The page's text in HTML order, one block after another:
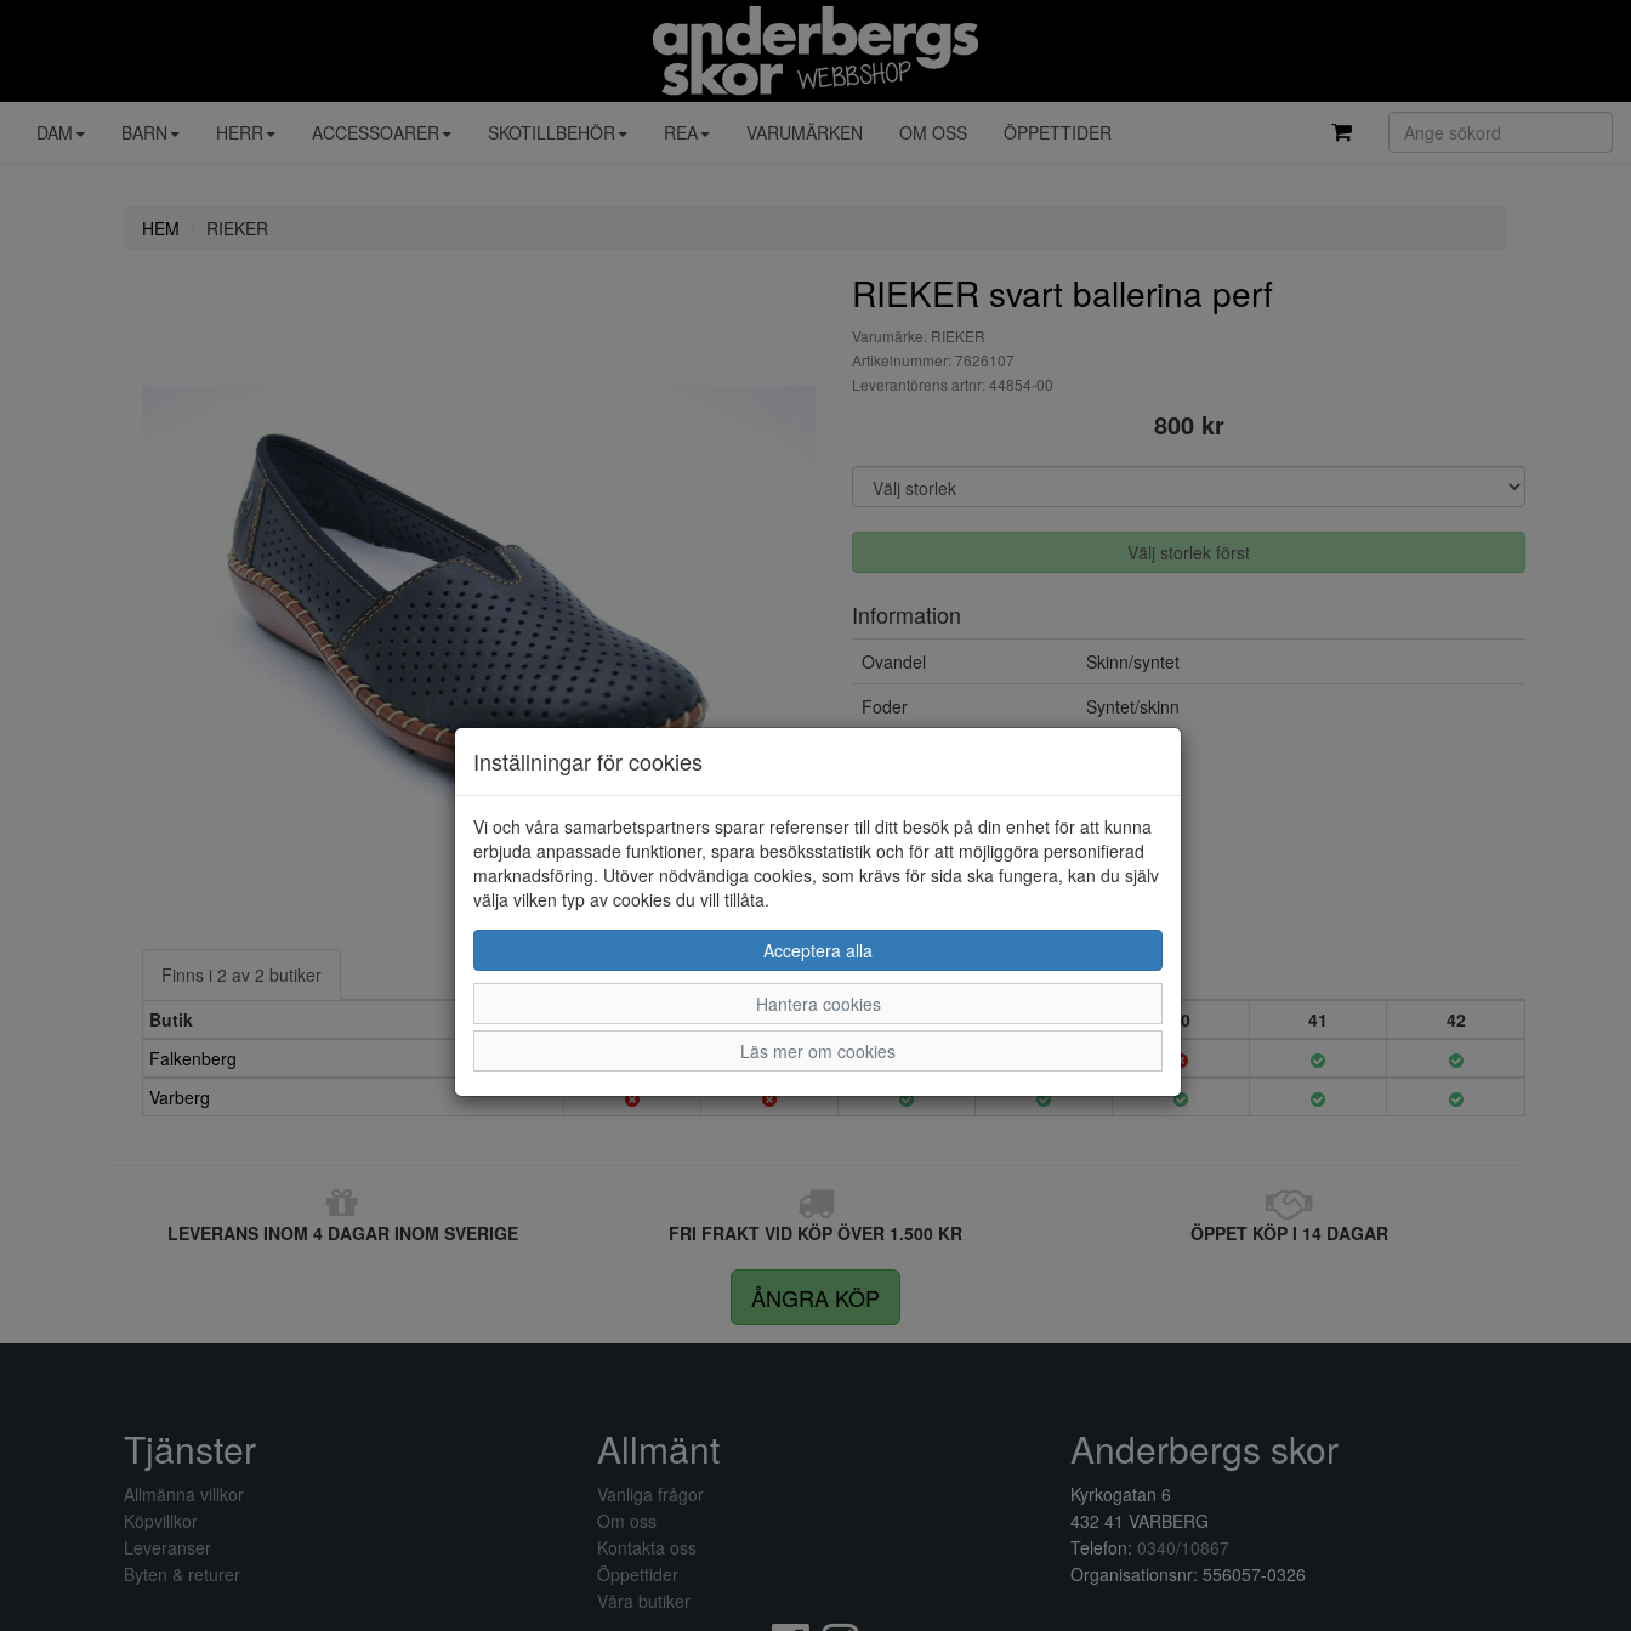
DAM BARN HERR ACCESSOARER SKOTILLBEHÖR REA VARUMÄRKEN OM OSS ÖPPETTIDER
HEM RIEKER
RIEKER svart ballerina perf
Varumärke: RIEKER
Artikelnummer: 7626107
Leverantörens artnr: 44854-00
800 kr
Välj storlek först
Information
Ovandel
Skinn/syntet
Foder
Syntet/skinn
Finns i 2 av 2 butiker
Butik
36 37 38 39 40 41
42
Falkenberg
Varberg
LEVERANS INOM 4 DAGAR INOM SVERIGE FRI FRAKT VID KÖP ÖVER 1.500 KR ÖPPET KÖP I 14 DAGAR
ÅNGRA KÖP
Inställningar för cookies
Vi och våra samarbetspartners sparar referenser till ditt besök på din enhet för att kunna
erbjuda anpassade funktioner, spara besöksstatistik och för att möjliggöra personifierad
marknadsföring. Utöver nödvändiga cookies, som krävs för sida ska fungera, kan du själv
välja vilken typ av cookies du vill tillåta.
Acceptera alla
Hantera cookies
Läs mer om cookies
Tjänster
Allmänna villkor
Köpvillkor
Leveranser
Byten & returer
Allmänt
Vanliga frågor
Om oss
Kontakta oss
Öppettider
Våra butiker
Anderbergs skor
Kyrkogatan 6
432 41 VARBERG
Telefon: 0340/10867
Organisationsnr: 556057-0326